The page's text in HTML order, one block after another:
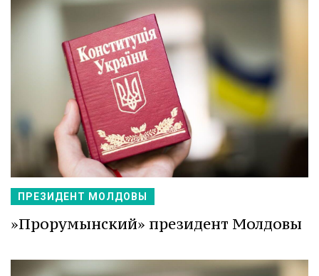
ПРЕЗИДЕНТ МОЛДОВЫ
»Прорумынский» президент Молдовы